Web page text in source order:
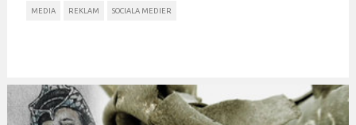
MEDIA REKLAM SOCIALA MEDIER